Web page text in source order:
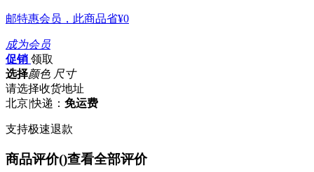
邮特惠会员，此商品省¥0
成为会员
促销 领取
选择颜色 尺寸
请选择收货地址
北京|快递： 免运费
支持极速退款
商品评价()查看全部评价